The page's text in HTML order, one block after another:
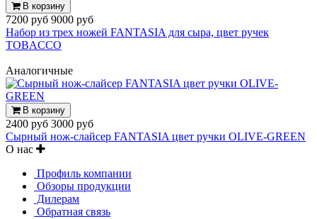
В корзину
7200 руб 9000 руб
Набор из трех ножей FANTASIA для сыра, цвет ручек
TOBACCO
Аналогичные
В корзину
2400 руб 3000 руб
Сырный нож-слайсер FANTASIA цвет ручки OLIVE-GREEN
О нас
Профиль компании
Обзоры продукции
Дилерам
Обратная связь